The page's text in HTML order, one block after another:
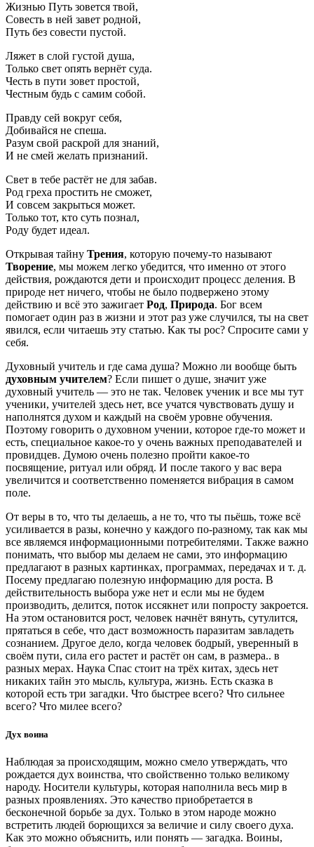
Жизнью Путь зовется твой,
Совесть в ней завет родной,
Путь без совести пустой.
Ляжет в слой густой душа,
Только свет опять вернёт суда.
Честь в пути зовет простой,
Честным будь с самим собой.
Правду сей вокруг себя,
Добивайся не спеша.
Разум свой раскрой для знаний,
И не смей желать признаний.
Свет в тебе растёт не для забав.
Род греха простить не сможет,
И совсем закрыться может.
Только тот, кто суть познал,
Роду будет идеал.
Открывая тайну Трения, которую почему-то называют
Творение, мы можем легко убедится, что именно от этого
действия, рождаются дети и происходит процесс деления. В
природе нет ничего, чтобы не было подвержено этому
действию и всё это зажигает Род, Природа. Бог всем
помогает один раз в жизни и этот раз уже случился, ты на свет
явился, если читаешь эту статью. Как ты рос? Спросите сами у
себя.
Духовный учитель и где сама душа? Можно ли вообще быть
духовным учителем? Если пишет о душе, значит уже
духовный учитель — это не так. Человек ученик и все мы тут
ученики, учителей здесь нет, все учатся чувствовать душу и
наполнятся духом и каждый на своём уровне обучения.
Поэтому говорить о духовном учении, которое где-то может и
есть, специальное какое-то у очень важных преподавателей и
провидцев. Думою очень полезно пройти какое-то
посвящение, ритуал или обряд. И после такого у вас вера
увеличится и соответственно поменяется вибрация в самом
поле.
От веры в то, что ты делаешь, а не то, что ты пьёшь, тоже всё
усиливается в разы, конечно у каждого по-разному, так как мы
все являемся информационными потребителями. Также важно
понимать, что выбор мы делаем не сами, это информацию
предлагают в разных картинках, программах, передачах и т. д.
Посему предлагаю полезную информацию для роста. В
действительность выбора уже нет и если мы не будем
производить, делится, поток иссякнет или попросту закроется.
На этом остановится рост, человек начнёт вянуть, сутулится,
прятаться в себе, что даст возможность паразитам завладеть
сознанием. Другое дело, когда человек бодрый, уверенный в
своём пути, сила его растет и растёт он сам, в размера.. в
разных мерах. Наука Спас стоит на трёх китах, здесь нет
никаких тайн это мысль, культура, жизнь. Есть сказка в
которой есть три загадки. Что быстрее всего? Что сильнее
всего? Что милее всего?
Дух воина
Наблюдая за происходящим, можно смело утверждать, что
рождается дух воинства, что свойственно только великому
народу. Носители культуры, которая наполнила весь мир в
разных проявлениях. Это качество приобретается в
бесконечной борьбе за дух. Только в этом народе можно
встретить людей борющихся за величие и силу своего духа.
Как это можно объяснить, или понять — загадка. Воины,